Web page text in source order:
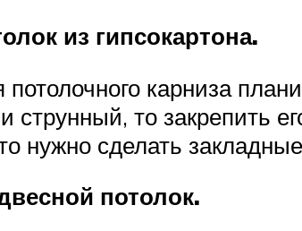
из гипсокартона.
карниза
струнный, то закрепить
нужно сделать
потолок.